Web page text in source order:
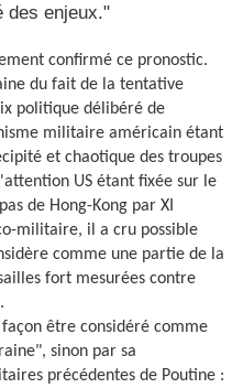
des enjeux."
confirmé ce pronostic.
du fait de la tentative
politique délibéré de
militaire américain étant
et chaotique des troupes
US étant fixée sur le
de Hong-Kong par XI
militaire, il a cru possible
comme une partie de la
fort mesurées contre
être considéré comme
sinon par sa
précédentes de Poutine :